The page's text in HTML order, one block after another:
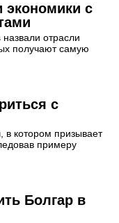
экономики с
отрасли
получают самую
с
в котором призывает
примеру
Болгар в